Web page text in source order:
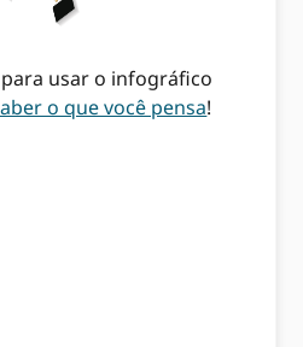
para usar o infográfico
o que você pensa!